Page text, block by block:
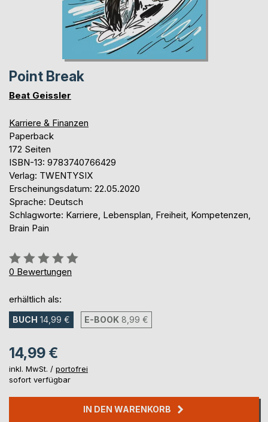
Point Break
Beat Geissler
Karriere & Finanzen
Paperback
172 Seiten
ISBN-13: 9783740766429
Verlag: TWENTYSIX
Erscheinungsdatum: 22.05.2020
Sprache: Deutsch
Schlagworte: Karriere, Lebensplan, Freiheit, Kompetenzen,
Brain Pain
Bewertung::
0%
0 Bewertungen
erhältlich als:
BUCH 14,99 € E-BOOK 8,99 €
14,99 €
inkl. MwSt. / portofrei
sofort verfügbar
IN DEN WARENKORB